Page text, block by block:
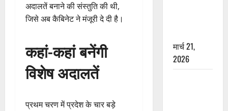
अदालतें बनाने की संस्तुति की थी,
जिसे अब कैबिनेट ने मंजूरी दे दी है।
कहां-कहां बनेंगी
विशेष अदालतें
प्रथम चरण में प्रदेश के चार बड़े
मार्च 21,
2026